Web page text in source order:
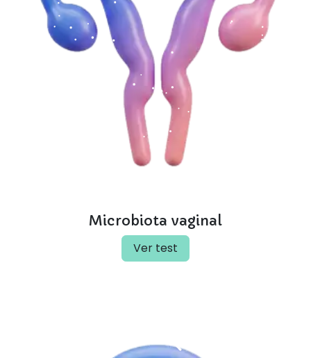
Microbiota vaginal
Ver test